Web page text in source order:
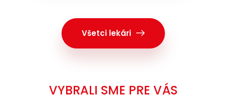
Všetci lekári
VYBRALI SME PRE VÁS